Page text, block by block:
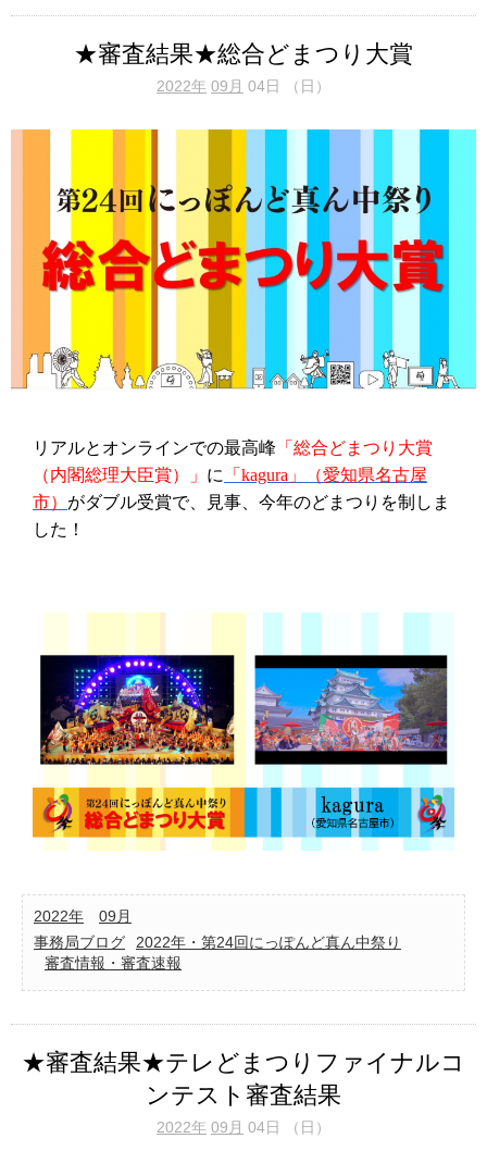
★審査結果★総合どまつり大賞
2022年 09月 04日 （日）
リアルとオンラインでの最高峰 「総合どまつり大賞
（内閣総理大臣賞）」 に 「 kagura 」（愛知県名古屋
市） がダブル受賞で、見事、今年のどまつりを制しま
した！
2022年
09月
事務局ブログ
2022年・第24回にっぽんど真ん中祭り
審査情報・審査速報
★審査結果★テレどまつりファイナルコ
ンテスト審査結果
2022年 09月 04日 （日）